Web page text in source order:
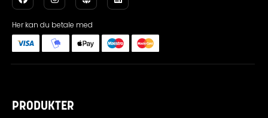
Her kan du betale med
PRODUKTER